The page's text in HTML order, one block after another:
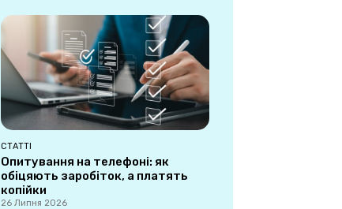
СТАТТІ
Опитування на телефоні: як
обіцяють заробіток, а платять
копійки
26 Липня 2026